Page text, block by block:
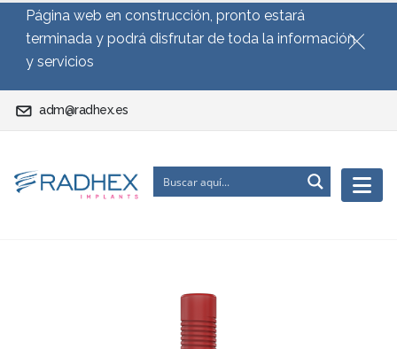
Página web en construcción, pronto estará
terminada y podrá disfrutar de toda la información
y servicios
adm@radhex.es